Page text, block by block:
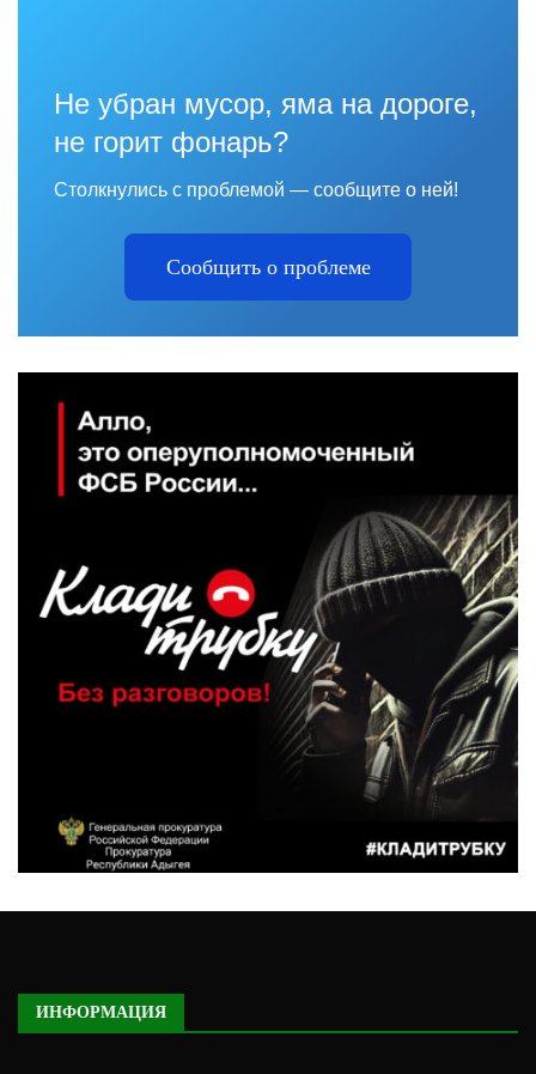
Не убран мусор, яма на дороге,
не горит фонарь?
Столкнулись с проблемой — сообщите о ней!
Сообщить о проблеме
ИНФОРМАЦИЯ